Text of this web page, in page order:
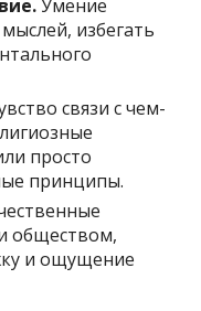
Умение
избегать
связи с чем-
просто
принципы.
обществом,
и ощущение